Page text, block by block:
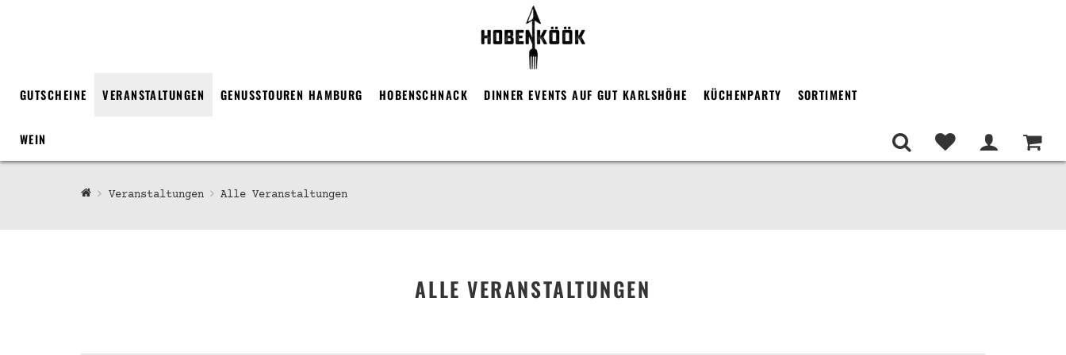
GUTSCHEINE VERANSTALTUNGEN GENUSSTOUREN HAMBURG HOBENSCHNACK DINNER EVENTS AUF GUT KARLSHÖHE KÜCHENPARTY SORTIMENT
WEIN
Veranstaltungen Alle Veranstaltungen
ALLE VERANSTALTUNGEN